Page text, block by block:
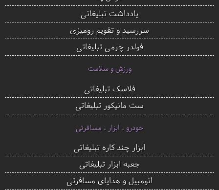
یادداشت تبلیغاتی
سررسید و تقویم رومیزی
فولدر چرمی تبلیغاتی
ورزش و سلامت
فلاسک تبلیغاتی
ست مانیکور تبلیغاتی
خودرو ، ابزار ، مسافرتی
ابزار چند کاره تبلیغاتی
جعبه ابزار تبلیغاتی
اتومبیل و هدایای مسافرتی